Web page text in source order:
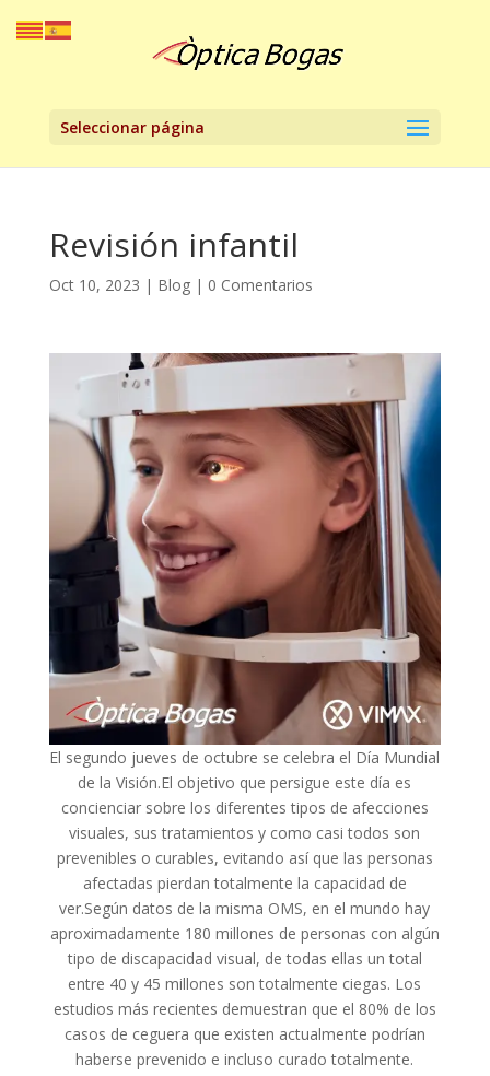
Seleccionar página
Revisión infantil
Oct 10, 2023 | Blog| 0 Comentarios
El segundo jueves de octubre se celebra el Día Mundial
de la Visión.El objetivo que persigue este día es
concienciar sobre los diferentes tipos de afecciones
visuales, sus tratamientos y como casi todos son
prevenibles o curables, evitando así que las personas
afectadas pierdan totalmente la capacidad de
ver.Según datos de la misma OMS, en el mundo hay
aproximadamente 180 millones de personas con algún
tipo de discapacidad visual, de todas ellas un total
entre 40 y 45 millones son totalmente ciegas. Los
estudios más recientes demuestran que el 80% de los
casos de ceguera que existen actualmente podrían
haberse prevenido e incluso curado totalmente.